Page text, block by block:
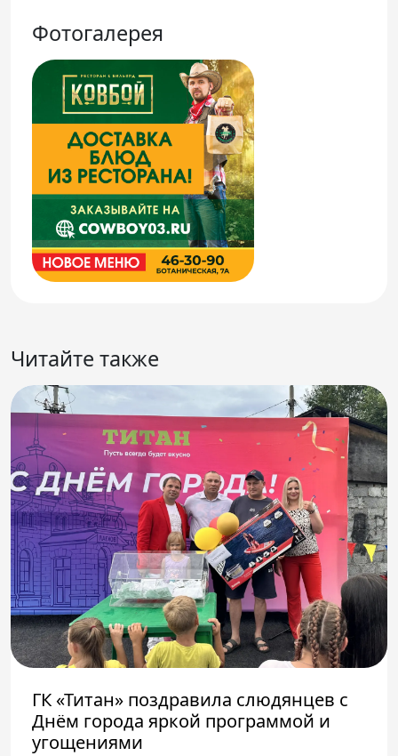
Фотогалерея
Читайте также
ГК «Титан» поздравила слюдянцев с
Днём города яркой программой и
угощениями